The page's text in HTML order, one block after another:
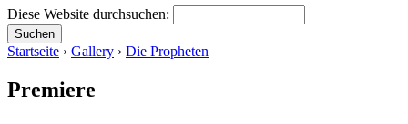
Diese Website durchsuchen:
Startseite › Gallery › Die Propheten
Premiere